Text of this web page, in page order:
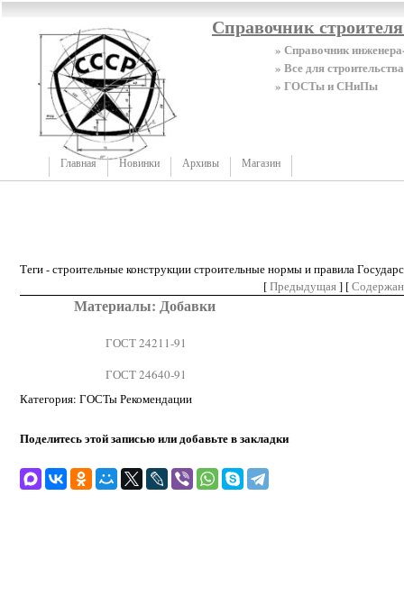
Справочник
» Справочник
» Все для строительства
» ГОСТы и СНиПы
Главная Новинки Архивы Магазин
Теги - строительные конструкции строительные нормы и правила
[Предыдущая] [
Материалы: Добавки
ГОСТ 24211-91
ГОСТ 24640-91
Категория: ГОСТы Рекомендации
Поделитесь этой записью или добавьте в закладки